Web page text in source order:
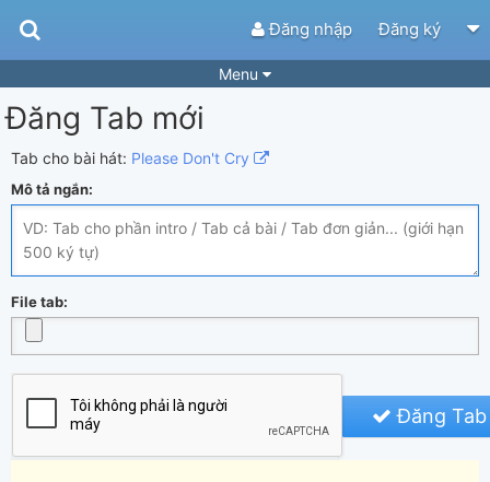
Đăng nhập Đăng ký
Menu
Bài hát
Playlist
Điệu bài hát
Tìm theo hợp âm Tải ứng dụng
Tắt quảng cáo
Đăng Tab mới
Tab cho bài hát: Please Don't Cry
Mô tả ngắn:
File tab:
Đăng